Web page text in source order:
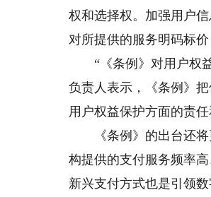
权和选择权。加强用户
对所提供的服务明码标
“《条例》对用户权益
负责人表示，《条例》
用户权益保护方面的责任
《条例》的出台还将
构提供的支付服务频率
新兴支付方式也是引领